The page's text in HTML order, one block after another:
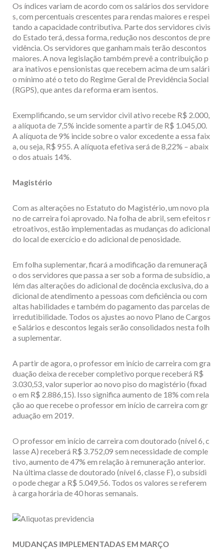
Os índices variam de acordo com os salários dos servidore
s, com percentuais crescentes para rendas maiores e respei
tando a capacidade contributiva. Parte dos servidores civis
do Estado terá, dessa forma, redução nos descontos de pre
vidência. Os servidores que ganham mais terão descontos
maiores. A nova legislação também prevê a contribuição p
ara inativos e pensionistas que recebem acima de um salári
o mínimo até o teto do Regime Geral de Previdência Social
(RGPS), que antes da reforma eram isentos.
Exemplificando, se um servidor civil ativo recebe R$ 2.000,
a alíquota de 7,5% incide somente a partir de R$ 1.045,00.
A alíquota de 9% incide sobre o valor excedente a essa faix
a, ou seja, R$ 955. A alíquota efetiva será de 8,22% – abaix
o dos atuais 14%.
Magistério
Com as alterações no Estatuto do Magistério, um novo pla
no de carreira foi aprovado. Na folha de abril, sem efeitos r
etroativos, estão implementadas as mudanças do adicional
do local de exercício e do adicional de penosidade.
Em folha suplementar, ficará a modificação da remuneraçã
o dos servidores que passa a ser sob a forma de subsídio, a
lém das alterações do adicional de docência exclusiva, do a
dicional de atendimento a pessoas com deficiência ou com
altas habilidades e também do pagamento das parcelas de
irredutibilidade. Todos os ajustes ao novo Plano de Cargos
e Salários e descontos legais serão consolidados nesta folh
a suplementar.
A partir de agora, o professor em início de carreira com gra
duação deixa de receber completivo porque receberá R$
3.030,53, valor superior ao novo piso do magistério (fixad
o em R$ 2.886,15). Isso significa aumento de 18% com rela
ção ao que recebe o professor em início de carreira com gr
aduação em 2019.
O professor em início de carreira com doutorado (nível 6, c
lasse A) receberá R$ 3.752,09 sem necessidade de comple
tivo, aumento de 47% em relação à remuneração anterior.
Na última classe de doutorado (nível 6, classe F), o subsídi
o pode chegar a R$ 5.049,56. Todos os valores se referem
à carga horária de 40 horas semanais.
MUDANÇAS IMPLEMENTADAS EM MARÇO